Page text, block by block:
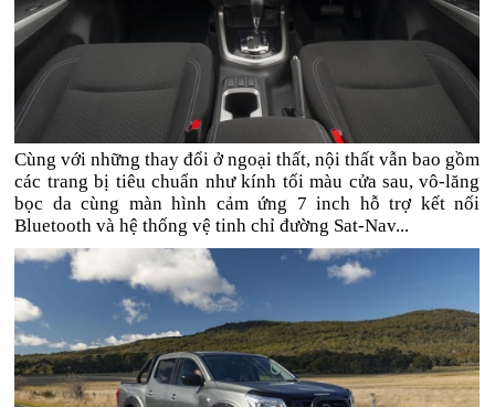
Cùng với những thay đổi ở ngoại thất, nội thất vẫn bao gồm
các trang bị tiêu chuẩn như kính tối màu cửa sau, vô-lăng
bọc da cùng màn hình cảm ứng 7 inch hỗ trợ kết nối
Bluetooth và hệ thống vệ tinh chỉ đường Sat-Nav...